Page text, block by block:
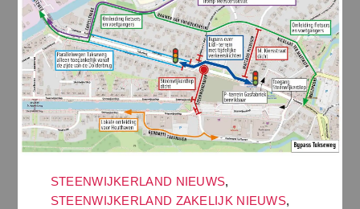
STEENWIJKERLAND NIEUWS,
STEENWIJKERLAND ZAKELIJK NIEUWS,